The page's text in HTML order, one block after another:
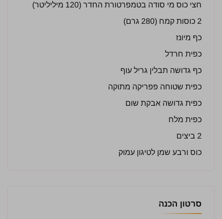
חצי כוס מי סודה בטמפרטורת החדר (120 מיליליטר)
2 כוסות קמח (280 גרם)
כף מיונז
כפית חרדל
כף גדושה תבלין גריל עוף
כפית שטוחה פפריקה מתוקה
כפית גדושה אבקת שום
כפית מלח
2 ביצים
כוס ורבע שמן לטיגון עמוק
סרטון הכנה